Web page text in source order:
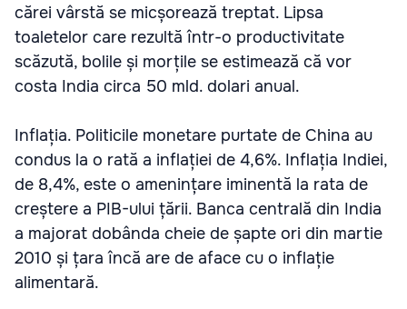
cărei vârstă se micșorează treptat. Lipsa
toaletelor care rezultă într-o productivitate
scăzută, bolile și morțile se estimează că vor
costa India circa 50 mld. dolari anual.
Inflația. Politicile monetare purtate de China au
condus la o rată a inflației de 4,6%. Inflația Indiei,
de 8,4%, este o amenințare iminentă la rata de
creștere a PIB-ului țării. Banca centrală din India
a majorat dobânda cheie de șapte ori din martie
2010 și țara încă are de aface cu o inflație
alimentară.